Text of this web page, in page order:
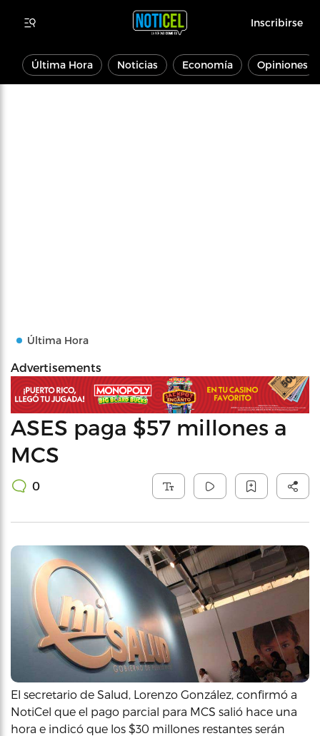
Inscribirse
Última Hora Noticias Economía Opiniones
Última Hora
Advertisements
ASES paga $57 millones a
MCS
0
El secretario de Salud, Lorenzo González, confirmó a
NotiCel que el pago parcial para MCS salió hace una
hora e indicó que los $30 millones restantes serán